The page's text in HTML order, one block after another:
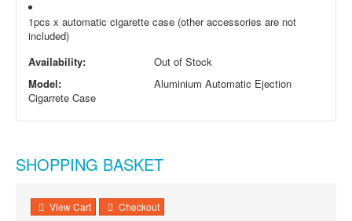
1pcs x automatic cigarette case (other accessories are not
included)
Availability:
Out of Stock
Model:
Aluminium Automatic Ejection
Cigarrete Case
SHOPPING BASKET
View Cart Checkout